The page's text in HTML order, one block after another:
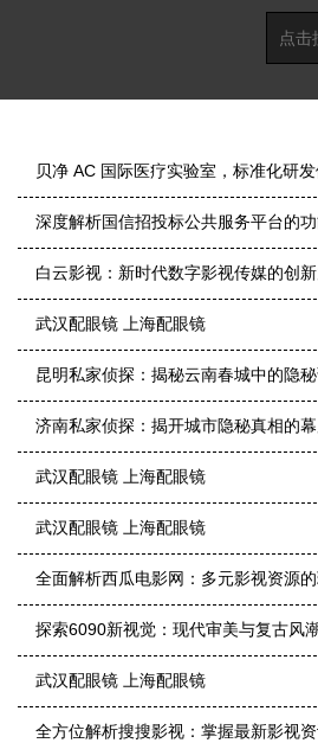
贝净 AC 国际医疗实验室，标准化研
深度解析国信招投标公共服务平台的
白云影视：新时代数字影视传媒的创
武汉配眼镜 上海配眼镜
昆明私家侦探：揭秘云南春城中的隐
济南私家侦探：揭开城市隐秘真相的
武汉配眼镜 上海配眼镜
武汉配眼镜 上海配眼镜
全面解析西瓜电影网：多元影视资源
探索6090新视觉：现代审美与复古风
武汉配眼镜 上海配眼镜
全方位解析搜搜影视：掌握最新影视